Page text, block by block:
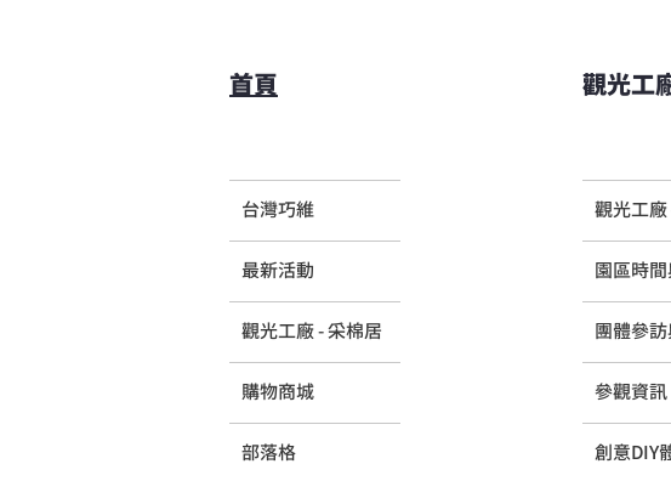
首頁
台灣巧維
最新活動
觀光工廠 - 采棉居
購物商城
部落格
觀光工
觀光工廠
園區時
團體參
參觀資訊
創意DIY